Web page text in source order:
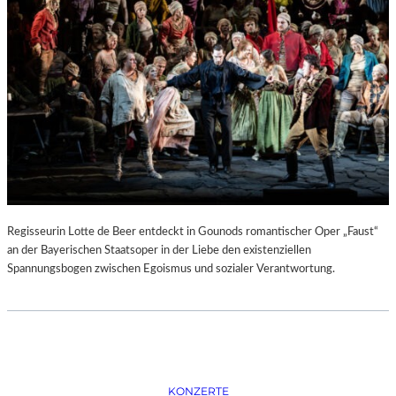
–
K
Ü
N
S
T
L
E
R
,
T
M
Regisseurin Lotte de Beer entdeckt in Gounods romantischer Oper „Faust“
an der Bayerischen Staatsoper in der Liebe den existenziellen
Spannungsbogen zwischen Egoismus und sozialer Verantwortung.
KONZERTE